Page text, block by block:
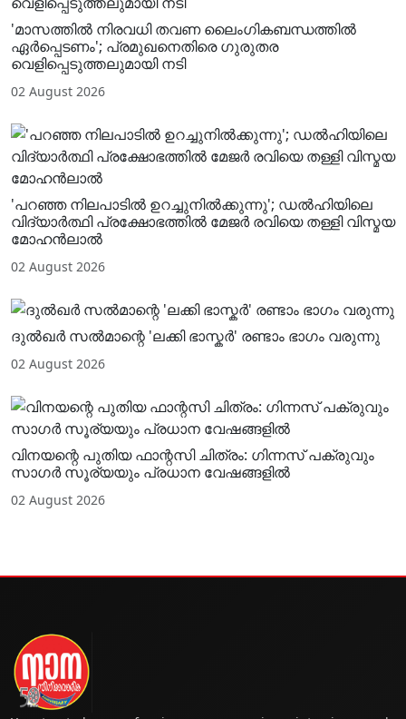
'മാസത്തിൽ നിരവധി തവണ ലൈം​ഗികബന്ധത്തിൽ
ഏർപ്പെടണം'; പ്രമുഖനെതിരെ ​ഗുരുതര
വെളിപ്പെടുത്തലുമായി നടി
02 August 2026
'പറഞ്ഞ നിലപാടിൽ ഉറച്ചുനിൽക്കുന്നു'; ഡൽഹിയിലെ
വിദ്യാർത്ഥി പ്രക്ഷോഭത്തിൽ മേജർ രവിയെ തള്ളി വിസ്മയ
മോഹൻലാൽ
02 August 2026
ദുൽഖർ സൽമാന്റെ 'ലക്കി ഭാസ്കർ' രണ്ടാം ഭാഗം വരുന്നു
02 August 2026
വിനയന്റെ പുതിയ ഫാന്റസി ചിത്രം: ഗിന്നസ് പക്രുവും
സാഗർ സൂര്യയും പ്രധാന വേഷങ്ങളിൽ
02 August 2026